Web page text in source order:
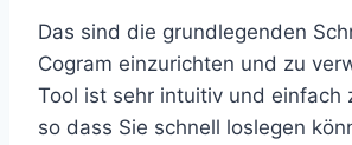
Das sind die grundlegenden
Cogram einzurichten und zu
Tool ist sehr intuitiv und einfach
so dass Sie schnell loslegen